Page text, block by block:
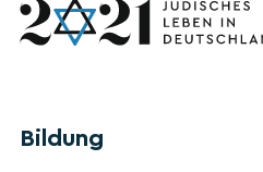
Bildung